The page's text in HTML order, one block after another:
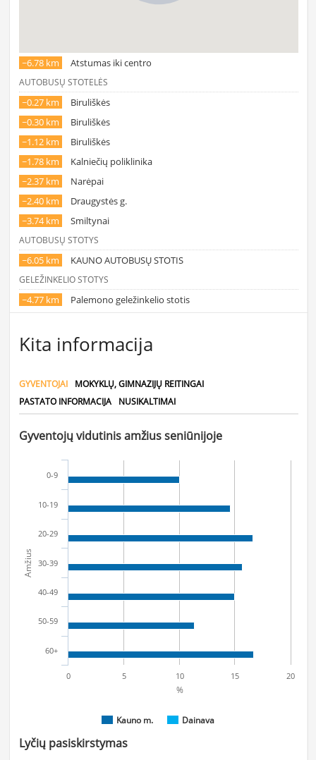
~6.78 km Atstumas iki centro
AUTOBUSŲ STOTELĖS
~0.27 km
Biruliškės
~0.30 km
Biruliškės
~1.12 km
Biruliškės
~1.78 km
Kalniečių poliklinika
~2.37 km
Narėpai
~2.40 km
Draugystės g.
~3.74 km
Smiltynai
AUTOBUSŲ STOTYS
~6.05 km KAUNO AUTOBUSŲ STOTIS
GELEŽINKELIO STOTYS
~4.77 km Palemono geležinkelio stotis
Kita informacija
GYVENTOJAI
MOKYKLŲ, GIMNAZIJŲ REITINGAI
PASTATO INFORMACIJA
NUSIKALTIMAI
Gyventojų vidutinis amžius seniūnijoje
Amžius
%
Kauno m. Dainava
0-9
10-19
20-29
30-39
40-49
50-59
60+
0 5 10 15 20
Lyčių pasiskirstymas